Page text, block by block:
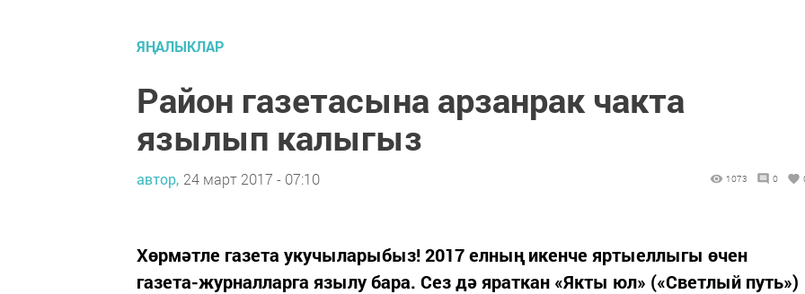
ЯҢАЛЫКЛАР
Район газетасына арзанрак чакта
язылып калыгыз
автор, 24 март 2017 - 07:10 1073 0
Хөрмәтле газета укучыларыбыз! 2017 елның икенче яртыеллыгы өчен
газета-журналларга язылу бара. Сез дә яраткан «Якты юл» («Светлый путь»)